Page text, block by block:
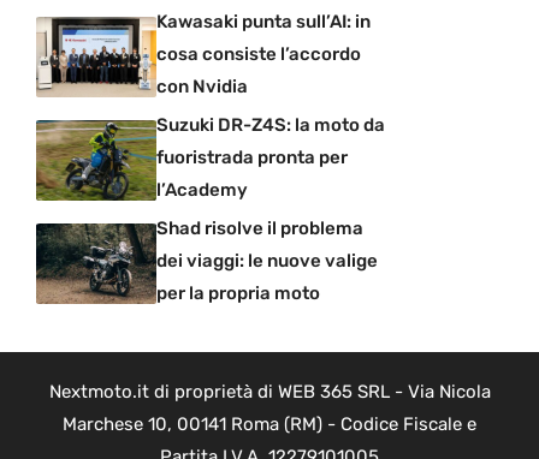
Kawasaki punta sull’AI: in
cosa consiste l’accordo
con Nvidia
Suzuki DR-Z4S: la moto da
fuoristrada pronta per
l’Academy
Shad risolve il problema
dei viaggi: le nuove valige
per la propria moto
Nextmoto.it di proprietà di WEB 365 SRL - Via Nicola
Marchese 10, 00141 Roma (RM) - Codice Fiscale e